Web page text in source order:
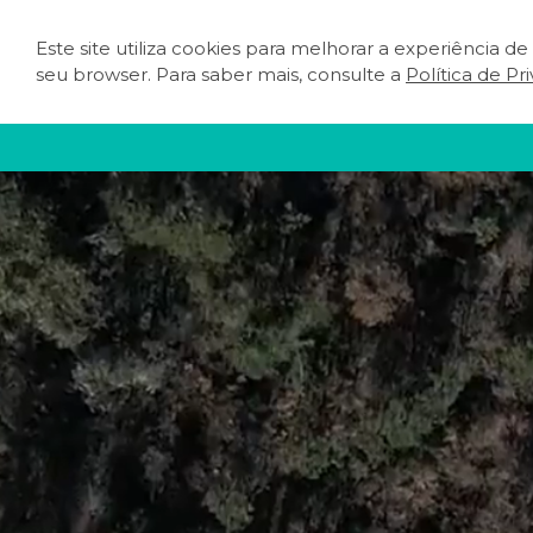
Este site utiliza cookies para melhorar a experiência
seu browser. Para saber mais, consulte a Política de
O QUE FAZER